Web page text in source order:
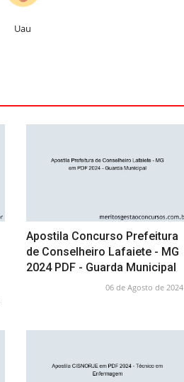
Uau
Apostila Concurso Prefeitura
de Conselheiro Lafaiete - MG
2024 PDF - Guarda Municipal
06 de Agosto de 2024